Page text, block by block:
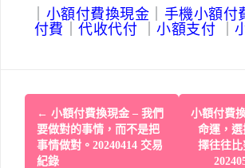
小額付費換現金 手機小額付
付費 ｜代收代付 ｜小額支付 ｜
Post
navigation
← 小額付費換現金 – 我們
要做對的事情，而不是把
事情做對。20240414 交易
紀錄
小額付費
命運，
擇往往比